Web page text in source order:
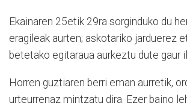
Ekainaren 25etik 29ra sorginduko du
eragileak aurten; askotariko jarduerez
betetako egitaraua aurkeztu dute gaur
Horren guztiaren berri eman aurretik,
urteurrenaz mintzatu dira. Ezer baino